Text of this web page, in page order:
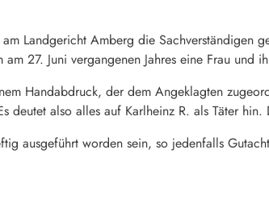
Landgericht Amberg die Sachverständigen
27. Juni vergangenen Jahres eine Frau und
Handabdruck, der dem Angeklagten
deutet also alles auf Karlheinz R. als Täter
ausgeführt worden sein, so jedenfalls